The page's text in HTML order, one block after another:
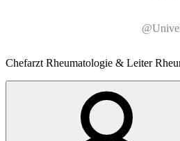
Chefarzt Rheumatologie & Leiter